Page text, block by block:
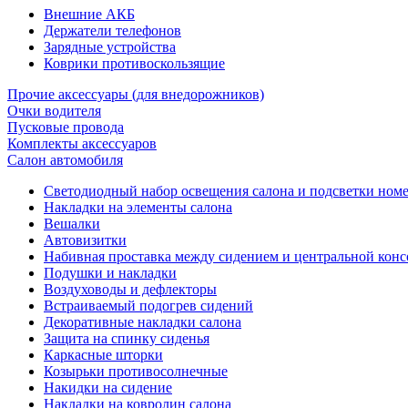
Внешние АКБ
Держатели телефонов
Зарядные устройства
Коврики противоскользящие
Прочие аксессуары (для внедорожников)
Очки водителя
Пусковые провода
Комплекты аксессуаров
Салон автомобиля
Светодиодный набор освещения салона и подсветки
Накладки на элементы салона
Вешалки
Автовизитки
Набивная проставка между сидением и центральной
Подушки и накладки
Воздуховоды и дефлекторы
Встраиваемый подогрев сидений
Декоративные накладки салона
Защита на спинку сиденья
Каркасные шторки
Козырьки противосолнечные
Накидки на сидение
Накладки на ковролин салона